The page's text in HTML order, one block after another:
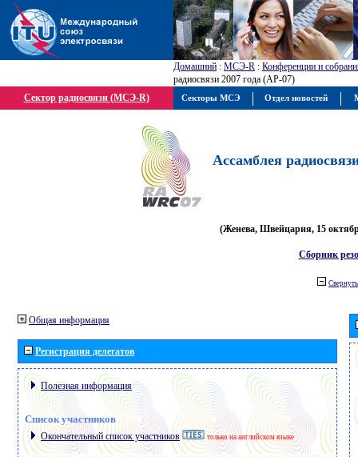
Домашний : МСЭ-R : Конференции и
радиосвязи 2007 года (АР-07)
Сектор радиосвязи (МСЭ-R)
Ассамблея
(Женева, Швейцария, 15
Сборник
Свернуть
Общая информация
Регистрация делегатов
Полезная информация
Список участников
Окончательный список участников только на английском языке
Секторы МСЭ Отдел новостей